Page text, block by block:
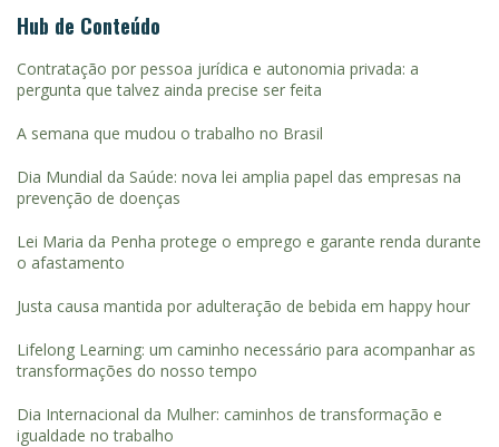
Hub de Conteúdo
Contratação por pessoa jurídica e autonomia privada: a
pergunta que talvez ainda precise ser feita
A semana que mudou o trabalho no Brasil
Dia Mundial da Saúde: nova lei amplia papel das empresas na
prevenção de doenças
Lei Maria da Penha protege o emprego e garante renda durante
o afastamento
Justa causa mantida por adulteração de bebida em happy hour
Lifelong Learning: um caminho necessário para acompanhar as
transformações do nosso tempo
Dia Internacional da Mulher: caminhos de transformação e
igualdade no trabalho